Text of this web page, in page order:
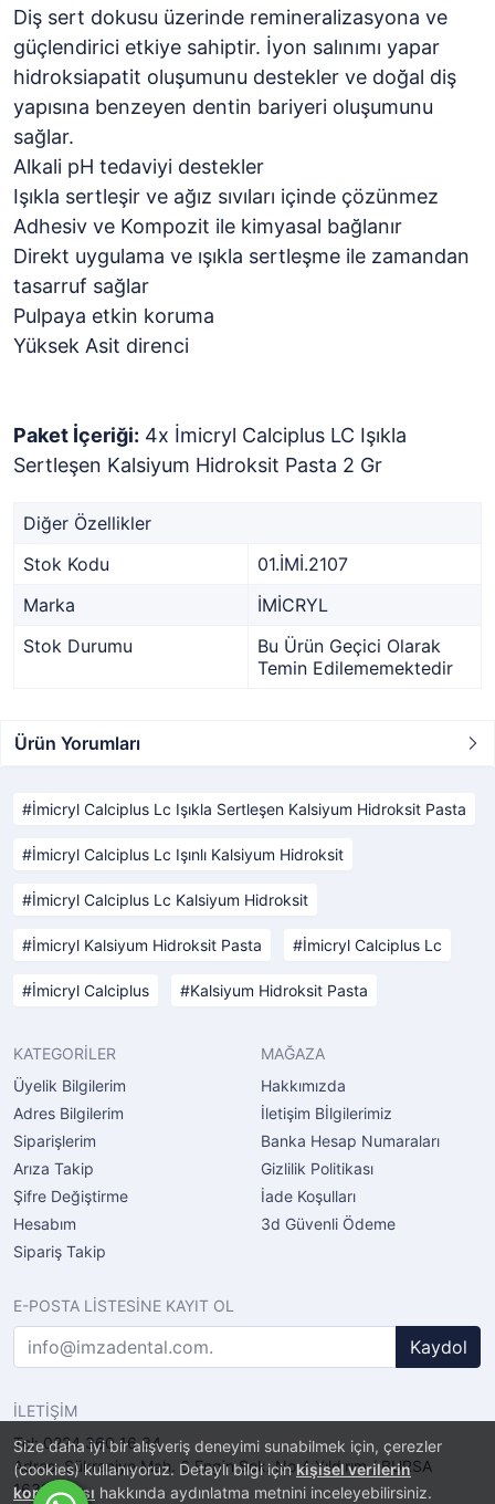
Size daha iyi bir alışveriş deneyimi sunabilmek için, çerezler
(cookies) kullanıyoruz. Detaylı bilgi içinkişisel verilerin
korunması hakkında aydınlatma metnini inceleyebilirsiniz.
Diş sert dokusu üzerinde remineralizasyona ve
güçlendirici etkiye sahiptir. İyon salınımı yapar
hidroksiapatit oluşumunu destekler ve doğal diş
yapısına benzeyen dentin bariyeri oluşumunu
sağlar.
Alkali pH tedaviyi destekler
Işıkla sertleşir ve ağız sıvıları içinde çözünmez
Adhesiv ve Kompozit ile kimyasal bağlanır
Direkt uygulama ve ışıkla sertleşme ile zamandan
tasarruf sağlar
Pulpaya etkin koruma
Yüksek Asit direnci
Paket İçeriği: 4x İmicryl Calciplus LC Işıkla
Sertleşen Kalsiyum Hidroksit Pasta 2 Gr
Diğer Özellikler
Stok Kodu
01.İMİ.2107
Marka
İMİCRYL
Stok Durumu
Bu Ürün Geçici Olarak
Temin Edilememektedir
Ürün Yorumları
İmicryl Calciplus Lc Işıkla Sertleşen Kalsiyum Hidroksit Pasta
İmicryl Calciplus Lc Işınlı Kalsiyum Hidroksit
İmicryl Calciplus Lc Kalsiyum Hidroksit
İmicryl Kalsiyum Hidroksit Pasta İmicryl Calciplus Lc
İmicryl Calciplus Kalsiyum Hidroksit Pasta
KATEGORİLER
Üyelik Bilgilerim
Adres Bilgilerim
Siparişlerim
Arıza Takip
Şifre Değiştirme
Hesabım
Sipariş Takip
MAĞAZA
Hakkımızda
İletişim Bİlgilerimiz
Banka Hesap Numaraları
Gizlilik Politikası
İade Koşulları
3d Güvenli Ödeme
E-POSTA LİSTESİNE KAYIT OL
Kaydol
İLETİŞİM
Tel: 0224 360 16 34
Adres: Şükraniye Mah. 6.Engin Sok. No.4 Yıldırım / BURSA
16320